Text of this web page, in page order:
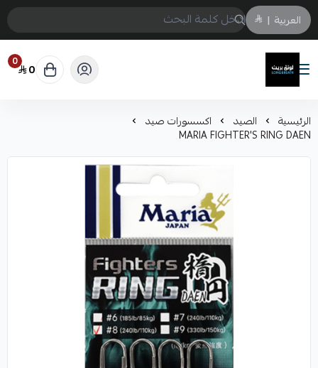
العربية |
لونق بريث
0 0
الرئيسية الصيد اكسسورات صيد
MARIA FIGHTER'S RING DAEN